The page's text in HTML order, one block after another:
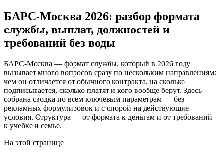
БАРС-Москва 2026: разбор формата
службы, выплат, должностей и
требований без воды
БАРС-Москва — формат службы, который в 2026 году
вызывает много вопросов сразу по нескольким направлениям:
чем он отличается от обычного контракта, на сколько
подписывается, сколько платят и кого вообще берут. Здесь
собрана сводка по всем ключевым параметрам — без
рекламных формулировок и с опорой на действующие
условия. Структура — от формата к деньгам и от требований
к учебке и семье.
На этой странице